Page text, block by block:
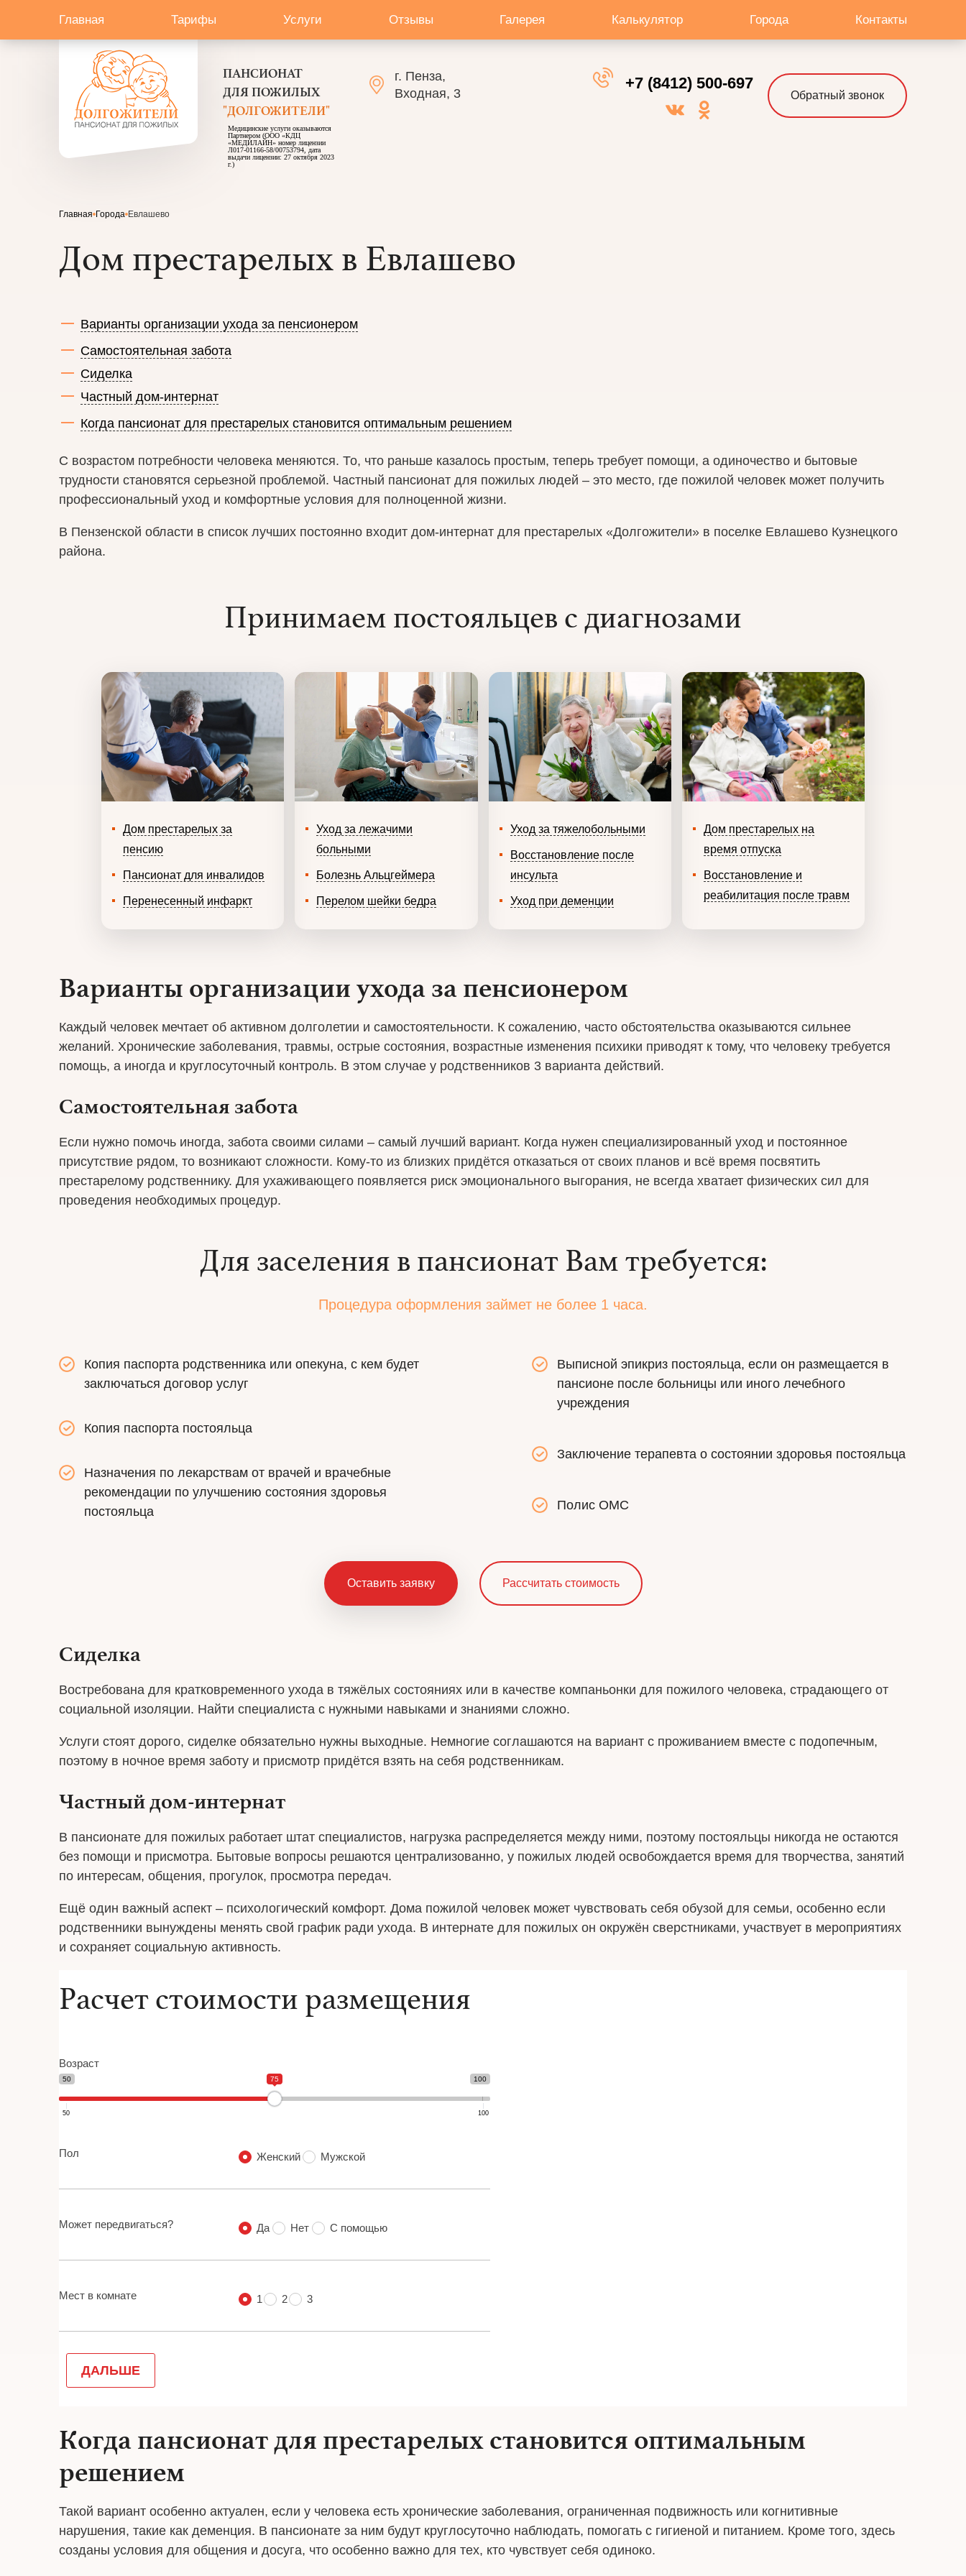
Главная Тарифы Услуги Отзывы Галерея Калькулятор Города Контакты
ПАНСИОНАТ
ДЛЯ ПОЖИЛЫХ
"ДОЛГОЖИТЕЛИ"
Медицинские услуги оказываются
Партнером (ООО «КДЦ
«МЕДИЛАЙН» номер лицензии
Л017-01166-58/00753794, дата
выдачи лицензии: 27 октября 2023
г.)
г. Пенза,
Входная, 3
+7 (8412) 500-697
Обратный звонок
Главная Города Евлашево
Дом престарелых в Евлашево
Варианты организации ухода за пенсионером
Самостоятельная забота
Сиделка
Частный дом-интернат
Когда пансионат для престарелых становится оптимальным решением
С возрастом потребности человека меняются. То, что раньше казалось простым, теперь требует помощи, а одиночество и бытовые
трудности становятся серьезной проблемой. Частный пансионат для пожилых людей – это место, где пожилой человек может получить
профессиональный уход и комфортные условия для полноценной жизни.
В Пензенской области в список лучших постоянно входит дом-интернат для престарелых «Долгожители» в поселке Евлашево Кузнецкого
района.
Принимаем постояльцев с диагнозами
Дом престарелых за
пенсию
Пансионат для инвалидов
Перенесенный инфаркт
Уход за лежачими
больными
Болезнь Альцгеймера
Перелом шейки бедра
Уход за тяжелобольными
Восстановление после
инсульта
Уход при деменции
Дом престарелых на
время отпуска
Восстановление и
реабилитация после травм
Варианты организации ухода за пенсионером
Каждый человек мечтает об активном долголетии и самостоятельности. К сожалению, часто обстоятельства оказываются сильнее
желаний. Хронические заболевания, травмы, острые состояния, возрастные изменения психики приводят к тому, что человеку требуется
помощь, а иногда и круглосуточный контроль. В этом случае у родственников 3 варианта действий.
Самостоятельная забота
Если нужно помочь иногда, забота своими силами – самый лучший вариант. Когда нужен специализированный уход и постоянное
присутствие рядом, то возникают сложности. Кому-то из близких придётся отказаться от своих планов и всё время посвятить
престарелому родственнику. Для ухаживающего появляется риск эмоционального выгорания, не всегда хватает физических сил для
проведения необходимых процедур.
Для заселения в пансионат Вам требуется:
Процедура оформления займет не более 1 часа.
Копия паспорта родственника или опекуна, с кем будет
заключаться договор услуг
Копия паспорта постояльца
Назначения по лекарствам от врачей и врачебные
рекомендации по улучшению состояния здоровья
постояльца
Выписной эпикриз постояльца, если он размещается в
пансионе после больницы или иного лечебного
учреждения
Заключение терапевта о состоянии здоровья постояльца
Полис ОМС
Оставить заявку Рассчитать стоимость
Сиделка
Востребована для кратковременного ухода в тяжёлых состояниях или в качестве компаньонки для пожилого человека, страдающего от
социальной изоляции. Найти специалиста с нужными навыками и знаниями сложно.
Услуги стоят дорого, сиделке обязательно нужны выходные. Немногие соглашаются на вариант с проживанием вместе с подопечным,
поэтому в ночное время заботу и присмотр придётся взять на себя родственникам.
Частный дом-интернат
В пансионате для пожилых работает штат специалистов, нагрузка распределяется между ними, поэтому постояльцы никогда не остаются
без помощи и присмотра. Бытовые вопросы решаются централизованно, у пожилых людей освобождается время для творчества, занятий
по интересам, общения, прогулок, просмотра передач.
Ещё один важный аспект – психологический комфорт. Дома пожилой человек может чувствовать себя обузой для семьи, особенно если
родственники вынуждены менять свой график ради ухода. В интернате для пожилых он окружён сверстниками, участвует в мероприятиях
и сохраняет социальную активность.
Расчет стоимости размещения
Когда пансионат для престарелых становится оптимальным
решением
Такой вариант особенно актуален, если у человека есть хронические заболевания, ограниченная подвижность или когнитивные
нарушения, такие как деменция. В пансионате за ним будут круглосуточно наблюдать, помогать с гигиеной и питанием. Кроме того, здесь
созданы условия для общения и досуга, что особенно важно для тех, кто чувствует себя одиноко.